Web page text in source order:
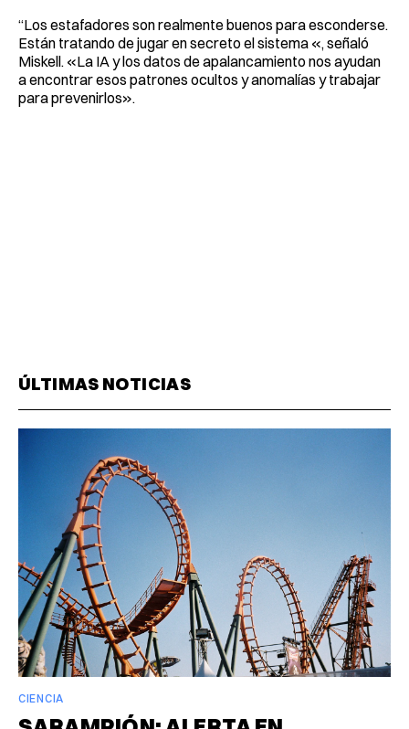
“Los estafadores son realmente buenos para esconderse.
Están tratando de jugar en secreto el sistema «, señaló
Miskell. «La IA y los datos de apalancamiento nos ayudan
a encontrar esos patrones ocultos y anomalías y trabajar
para prevenirlos».
ÚLTIMAS NOTICIAS
CIENCIA